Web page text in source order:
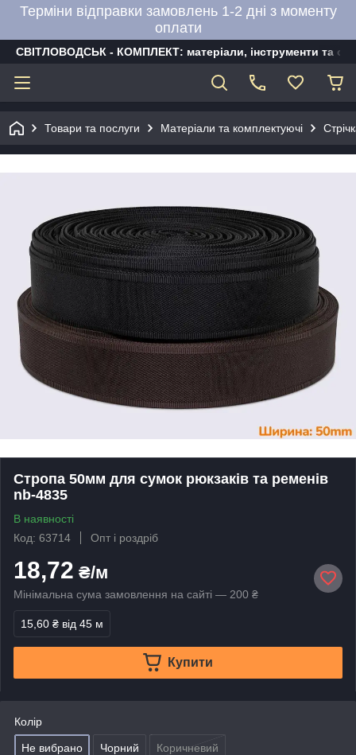
Терміни відправки замовлень 1-2 дні з моменту
оплати
СВІТЛОВОДСЬК - КОМПЛЕКТ: матеріали, інструменти та
Товари та послуги Матеріали та комплектуючі
Стропа 50мм для сумок рюкзаків та ременів
nb-4835
В наявності
Код: 63714
Опт і роздріб
18,72 ₴/м
Мінімальна сума замовлення на сайті — 200 ₴
15,60 ₴ від 45 м
Купити
Колір
Не вибрано Чорний Коричневий